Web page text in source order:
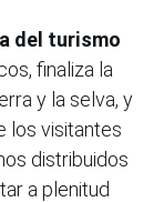
del turismo
finaliza la
y la selva, y
los visitantes
distribuidos
a plenitud